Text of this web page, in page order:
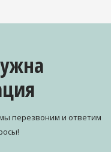
перезвоним и ответим